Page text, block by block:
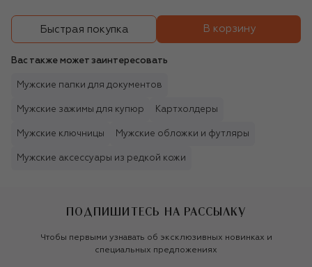
Быстрая покупка В корзину
Вас также может заинтересовать
Мужские папки для документов
Мужские зажимы для купюр Картхолдеры
Мужские ключницы Мужские обложки и футляры
Мужские аксессуары из редкой кожи
ПОДПИШИТЕСЬ НА РАССЫЛКУ
Чтобы первыми узнавать об эксклюзивных новинках и
специальных предложениях